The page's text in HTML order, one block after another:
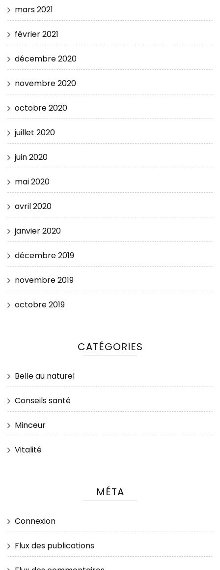
mars 2021
février 2021
décembre 2020
novembre 2020
octobre 2020
juillet 2020
juin 2020
mai 2020
avril 2020
janvier 2020
décembre 2019
novembre 2019
octobre 2019
CATÉGORIES
Belle au naturel
Conseils santé
Minceur
Vitalité
MÉTA
Connexion
Flux des publications